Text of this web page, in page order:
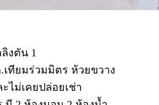
งตัน 1
ทียมร่วมมิตร ห้วยขวาง
ไม่เคยปล่อยเช่า